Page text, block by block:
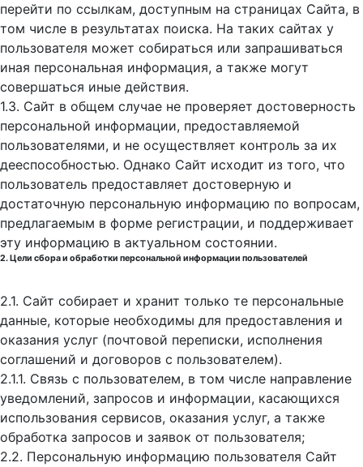
перейти по ссылкам, доступным на страницах Сайта, в
том числе в результатах поиска. На таких сайтах у
пользователя может собираться или запрашиваться
иная персональная информация, а также могут
совершаться иные действия.
1.3. Сайт в общем случае не проверяет достоверность
персональной информации, предоставляемой
пользователями, и не осуществляет контроль за их
дееспособностью. Однако Сайт исходит из того, что
пользователь предоставляет достоверную и
достаточную персональную информацию по вопросам,
предлагаемым в форме регистрации, и поддерживает
эту информацию в актуальном состоянии.
2. Цели сбора и обработки персональной информации пользователей
2.1. Сайт собирает и хранит только те персональные
данные, которые необходимы для предоставления и
оказания услуг (почтовой переписки, исполнения
соглашений и договоров с пользователем).
2.1.1. Связь с пользователем, в том числе направление
уведомлений, запросов и информации, касающихся
использования сервисов, оказания услуг, а также
обработка запросов и заявок от пользователя;
2.2. Персональную информацию пользователя Сайт